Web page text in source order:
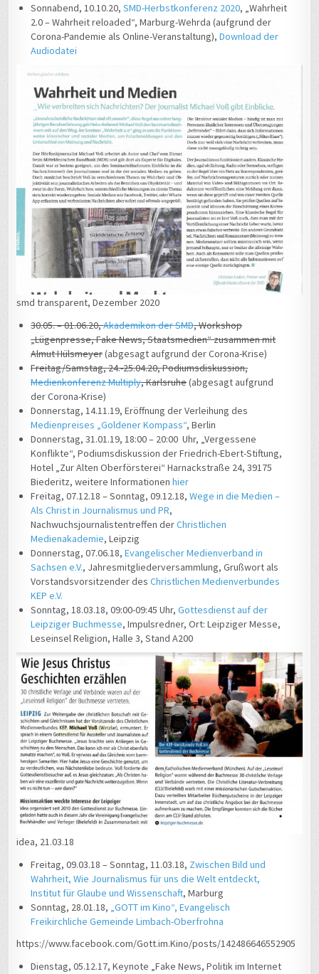
Sonnabend, 10.10.20,SMD-Herbstkonferenz 2020, „Wahrheit
2.0 – Wahrheit reloaded“, Marburg-Wehrda (aufgrund der
Corona-Pandemie als Online-Veranstaltung),Download der
Audiodatei
smd transparent, Dezember 2020
30.05. – 01.06.20,Akademikon der SMD, Workshop
„Lügenpresse, Fake News, Staatsmedien“ zusammen mit
Almut Hülsmeyer(abgesagt aufgrund der Corona-Krise)
Freitag/Samstag, 24.-25.04.20, Podiumsdiskussion,
Medienkonferenz Multiply, Karlsruhe(abgesagt aufgrund
der Corona-Krise)
Donnerstag, 14.11.19, Eröffnung der Verleihung des
Medienpreises „Goldener Kompass“, Berlin
Donnerstag, 31.01.19, 18:00 – 20:00 Uhr, „Vergessene
Konflikte“, Podiumsdiskussion der Friedrich-Ebert-Stiftung,
Hotel „Zur Alten Oberförsterei“ Harnackstraße 24, 39175
Biederitz, weitere Informationenhier
Freitag, 07.12.18 – Sonntag, 09.12.18,Wege in die Medien –
Als Christ in Journalismus und PR,
Nachwuchsjournalistentreffen derChristlichen
Medienakademie, Leipzig
Donnerstag, 07.06.18,Evangelischer Medienverband in
Sachsen e.V., Jahresmitgliederversammlung, Grußwort als
Vorstandsvorsitzender desChristlichen Medienverbundes
KEP e.V.
Sonntag, 18.03.18, 09:00-09:45 Uhr,Gottesdienst auf der
Leipziger Buchmesse, Impulsredner, Ort: Leipziger Messe,
Leseinsel Religion, Halle 3, Stand A200
idea, 21.03.18
Freitag, 09.03.18 – Sonntag, 11.03.18, Zwischen Bild und
Wahrheit, Wie Journalismus für uns die Welt entdeckt,
Institut für Glaube und Wissenschaft, Marburg
Sonntag, 28.01.18, „GOTT im Kino“, Evangelisch
Freikirchliche Gemeinde Limbach-Oberfrohna
https://www.facebook.com/Gott.im.Kino/posts/142486646552905
Dienstag, 05.12.17, Keynote „Fake News, Politik im Internet